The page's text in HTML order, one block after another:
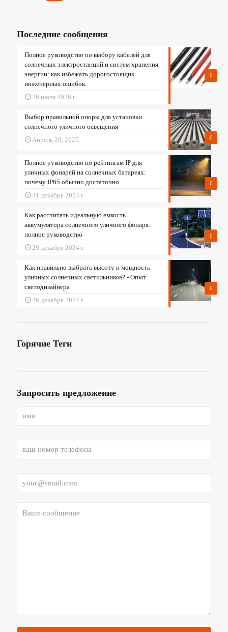
Последние сообщения
0
Полное руководство по выбору кабелей для
солнечных электростанций и систем хранения
энергии: как избежать дорогостоящих
инженерных ошибок.
26 июля 2026 г.
0
Выбор правильной опоры для установки
солнечного уличного освещения
Апрель 20, 2025
0
Полное руководство по рейтингам IP для
уличных фонарей на солнечных батареях:
почему IP65 обычно достаточно
31 декабря 2024 г.
0
Как рассчитать идеальную емкость
аккумулятора солнечного уличного фонаря:
полное руководство
29 декабря 2024 г.
0
Как правильно выбрать высоту и мощность
уличных солнечных светильников? - Опыт
светодизайнера
26 декабря 2024 г.
Горячие Теги
Запросить предложение